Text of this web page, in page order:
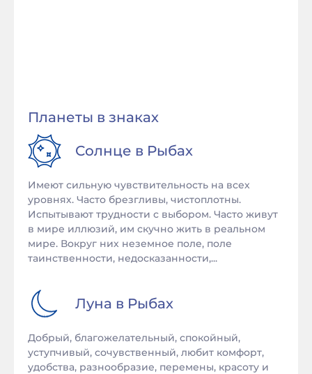
Планеты в знаках
Солнце в Рыбах
Имеют сильную чувствительность на всех
уровнях. Часто брезгливы, чистоплотны.
Испытывают трудности с выбором. Часто живут
в мире иллюзий, им скучно жить в реальном
мире. Вокруг них неземное поле, поле
таинственности, недосказанности,...
Луна в Рыбах
Добрый, благожелательный, спокойный,
уступчивый, сочувственный, любит комфорт,
удобства, разнообразие, перемены, красоту и